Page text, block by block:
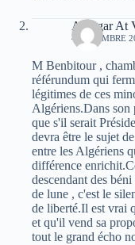
At Qgar At
4 DÉCEMBRE
M Benbitour ,
référundum qui
légitimes de ces
Algériens.Dans
que s'il serait
devra être le sujet
entre les Algériens
différence
descendant des
de lune , c'est le
de liberté.Il est vrai
et qu'il vend sa
tout le grand écho